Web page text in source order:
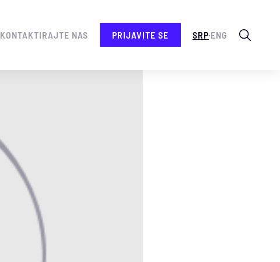
KONTAKTIRAJTE NAS PRIJAVITE SE SRP.ENG